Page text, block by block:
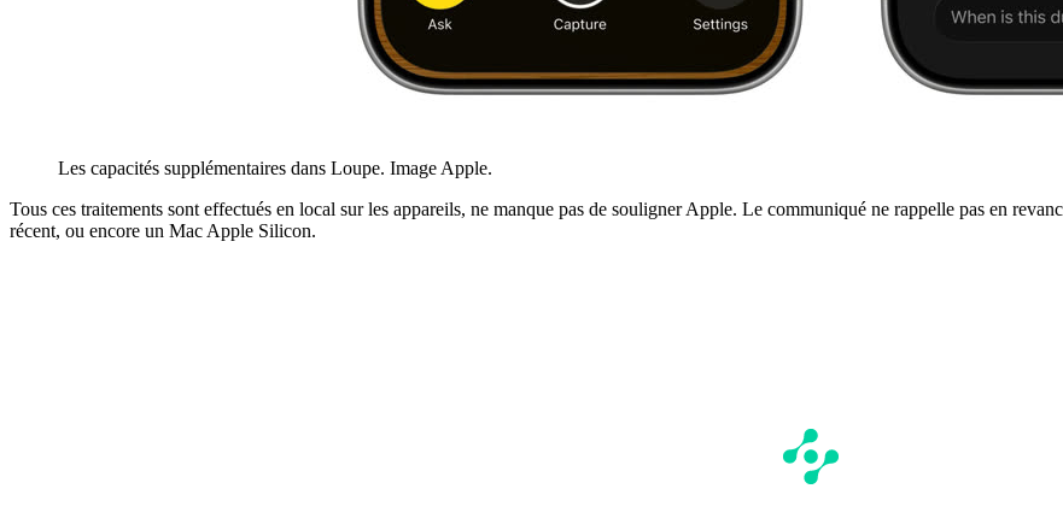
Les capacités supplémentaires dans Loupe. Image Apple.
Tous ces traitements sont effectués en local sur les appareils, ne manque pas de souligner Apple. Le communiqué ne rappelle pas en
récent, ou encore un Mac Apple Silicon.